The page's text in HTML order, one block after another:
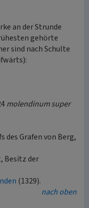
an der Strunde
gehörte
sind nach Schulte
molendinum super
des Grafen von Berg,
Besitz der
(1329).
nach oben